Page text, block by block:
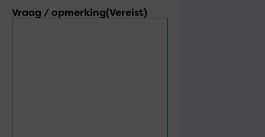
Vraag / opmerking(Vereist)